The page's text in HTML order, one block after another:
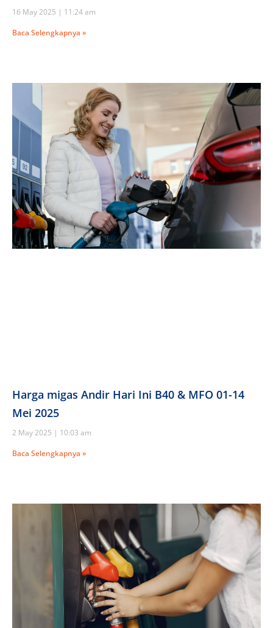
16 May 2025
11:24 am
Baca Selengkapnya »
Harga migas Andir Hari Ini B40 & MFO 01-14
Mei 2025
2 May 2025
10:03 am
Baca Selengkapnya »